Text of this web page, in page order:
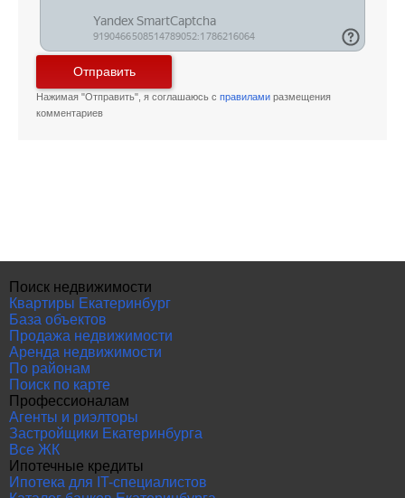
Отправить
Нажимая "Отправить", я соглашаюсь с правилами размещения
комментариев
Поиск недвижимости
Квартиры Екатеринбург
База объектов
Продажа недвижимости
Аренда недвижимости
По районам
Поиск по карте
Профессионалам
Агенты и риэлторы
Застройщики Екатеринбурга
Все ЖК
Ипотечные кредиты
Ипотека для IT-специалистов